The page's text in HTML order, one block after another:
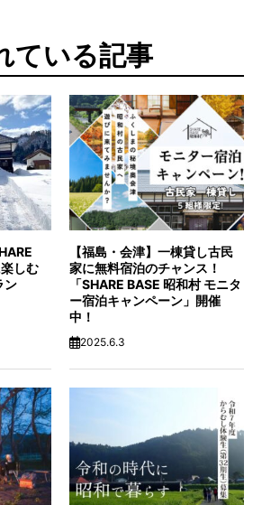
ている記事
しむ
ン
【福島・会津】一棟貸し古民
家に無料宿泊のチャンス！
「SHARE BASE 昭和村 モニタ
ー宿泊キャンペーン」開催
中！
2025.6.3